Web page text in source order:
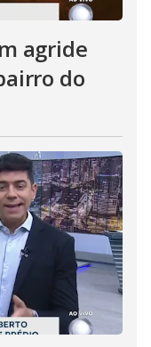
agride
do